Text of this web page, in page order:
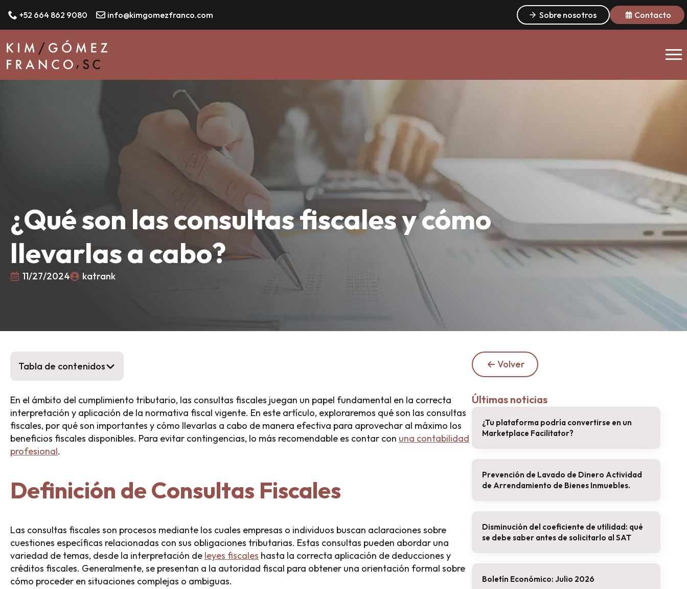
+52 664 862 9080 info@kimgomezfranco.com Sobre nosotros Contacto
¿Qué son las consultas fiscales y cómo
llevarlas a cabo?
11/27/2024 katrank
Tabla de contenidos
En el ámbito del cumplimiento tributario, las consultas fiscales juegan un papel fundamental en la correcta
interpretación y aplicación de la normativa fiscal vigente. En este artículo, exploraremos qué son las consultas
fiscales, por qué son importantes y cómo llevarlas a cabo de manera efectiva para aprovechar al máximo los
beneficios fiscales disponibles. Para evitar contingencias, lo más recomendable es contar con una contabilidad
profesional.
Definición de Consultas Fiscales
Las consultas fiscales son procesos mediante los cuales empresas o individuos buscan aclaraciones sobre
cuestiones específicas relacionadas con sus obligaciones tributarias. Estas consultas pueden abordar una
variedad de temas, desde la interpretación de leyes fiscales hasta la correcta aplicación de deducciones y
créditos fiscales. Generalmente, se presentan a la autoridad fiscal para obtener una orientación formal sobre
cómo proceder en situaciones complejas o ambiguas.
Volver
Últimas noticias
¿Tu plataforma podría convertirse en un
Marketplace Facilitator?
Prevención de Lavado de Dinero Actividad
de Arrendamiento de Bienes Inmuebles.
Disminución del coeficiente de utilidad: qué
se debe saber antes de solicitarlo al SAT
Boletín Económico: Julio 2026